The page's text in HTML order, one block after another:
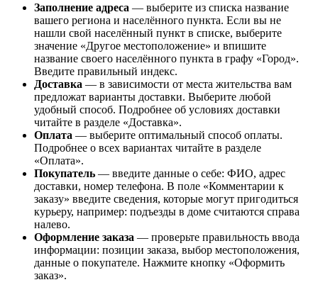
Заполнение адреса — выберите из списка название
вашего региона и населённого пункта. Если вы не
нашли свой населённый пункт в списке, выберите
значение «Другое местоположение» и впишите
название своего населённого пункта в графу «Город».
Введите правильный индекс.
Доставка — в зависимости от места жительства вам
предложат варианты доставки. Выберите любой
удобный способ. Подробнее об условиях доставки
читайте в разделе «Доставка».
Оплата — выберите оптимальный способ оплаты.
Подробнее о всех вариантах читайте в разделе
«Оплата».
Покупатель — введите данные о себе: ФИО, адрес
доставки, номер телефона. В поле «Комментарии к
заказу» введите сведения, которые могут пригодиться
курьеру, например: подъезды в доме считаются справа
налево.
Оформление заказа — проверьте правильность ввода
информации: позиции заказа, выбор местоположения,
данные о покупателе. Нажмите кнопку «Оформить
заказ».